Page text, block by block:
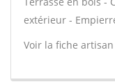
extérieur -
Voir la fiche artisan